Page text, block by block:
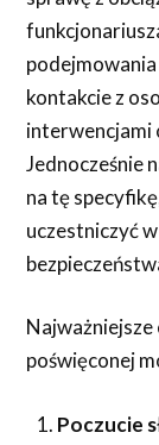
kontakcie z
interwencjami
Jednocześnie
na tę
uczestniczyć
Najważniejsze
poświęconej
Poczucie